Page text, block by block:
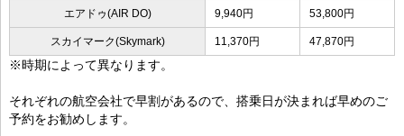
エアドゥ(AIR DO) 9,940円 53,800円
スカイマーク(Skymark) 11,370円 47,870円
※時期によって異なります。
それぞれの航空会社で早割があるので、搭乗日が決まれば早めのご
予約をお勧めします。